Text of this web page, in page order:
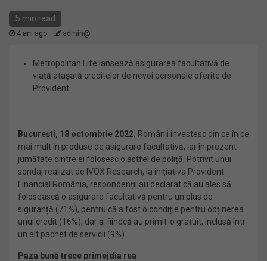
5 min read
4 ani ago admin@
Metropolitan Life lansează asigurarea facultativă de
viață atașată creditelor de nevoi personale oferite de
Provident
București, 18 octombrie 2022. Românii investesc din ce în ce
mai mult în produse de asigurare facultativă, iar în prezent
jumătate dintre ei folosesc o astfel de poliță. Potrivit unui
sondaj realizat de IVOX Research, la inițiativa Provident
Financial România, respondenții au declarat că au ales să
folosească o asigurare facultativă pentru un plus de
siguranță (71%), pentru că a fost o condiție pentru obținerea
unui credit (16%), dar și fiindcă au primit-o gratuit, inclusă într-
un alt pachet de servicii (9%).
Paza bună trece primejdia rea